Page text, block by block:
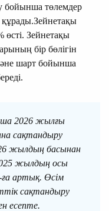
бойынша төлемдер
құрады.Зейнетақы
өсті. Зейнетақы
бір бөлігін
шарт бойынша
2026 жылғы
сақтандыру
жылдың басынан
жылдың осы
ға артық. Өсім
сақтандыру
есепте.